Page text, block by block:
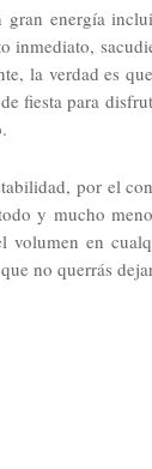
gran energía
inmediato,
la verdad es
fiesta para
por el
y mucho
volumen en
no querrás